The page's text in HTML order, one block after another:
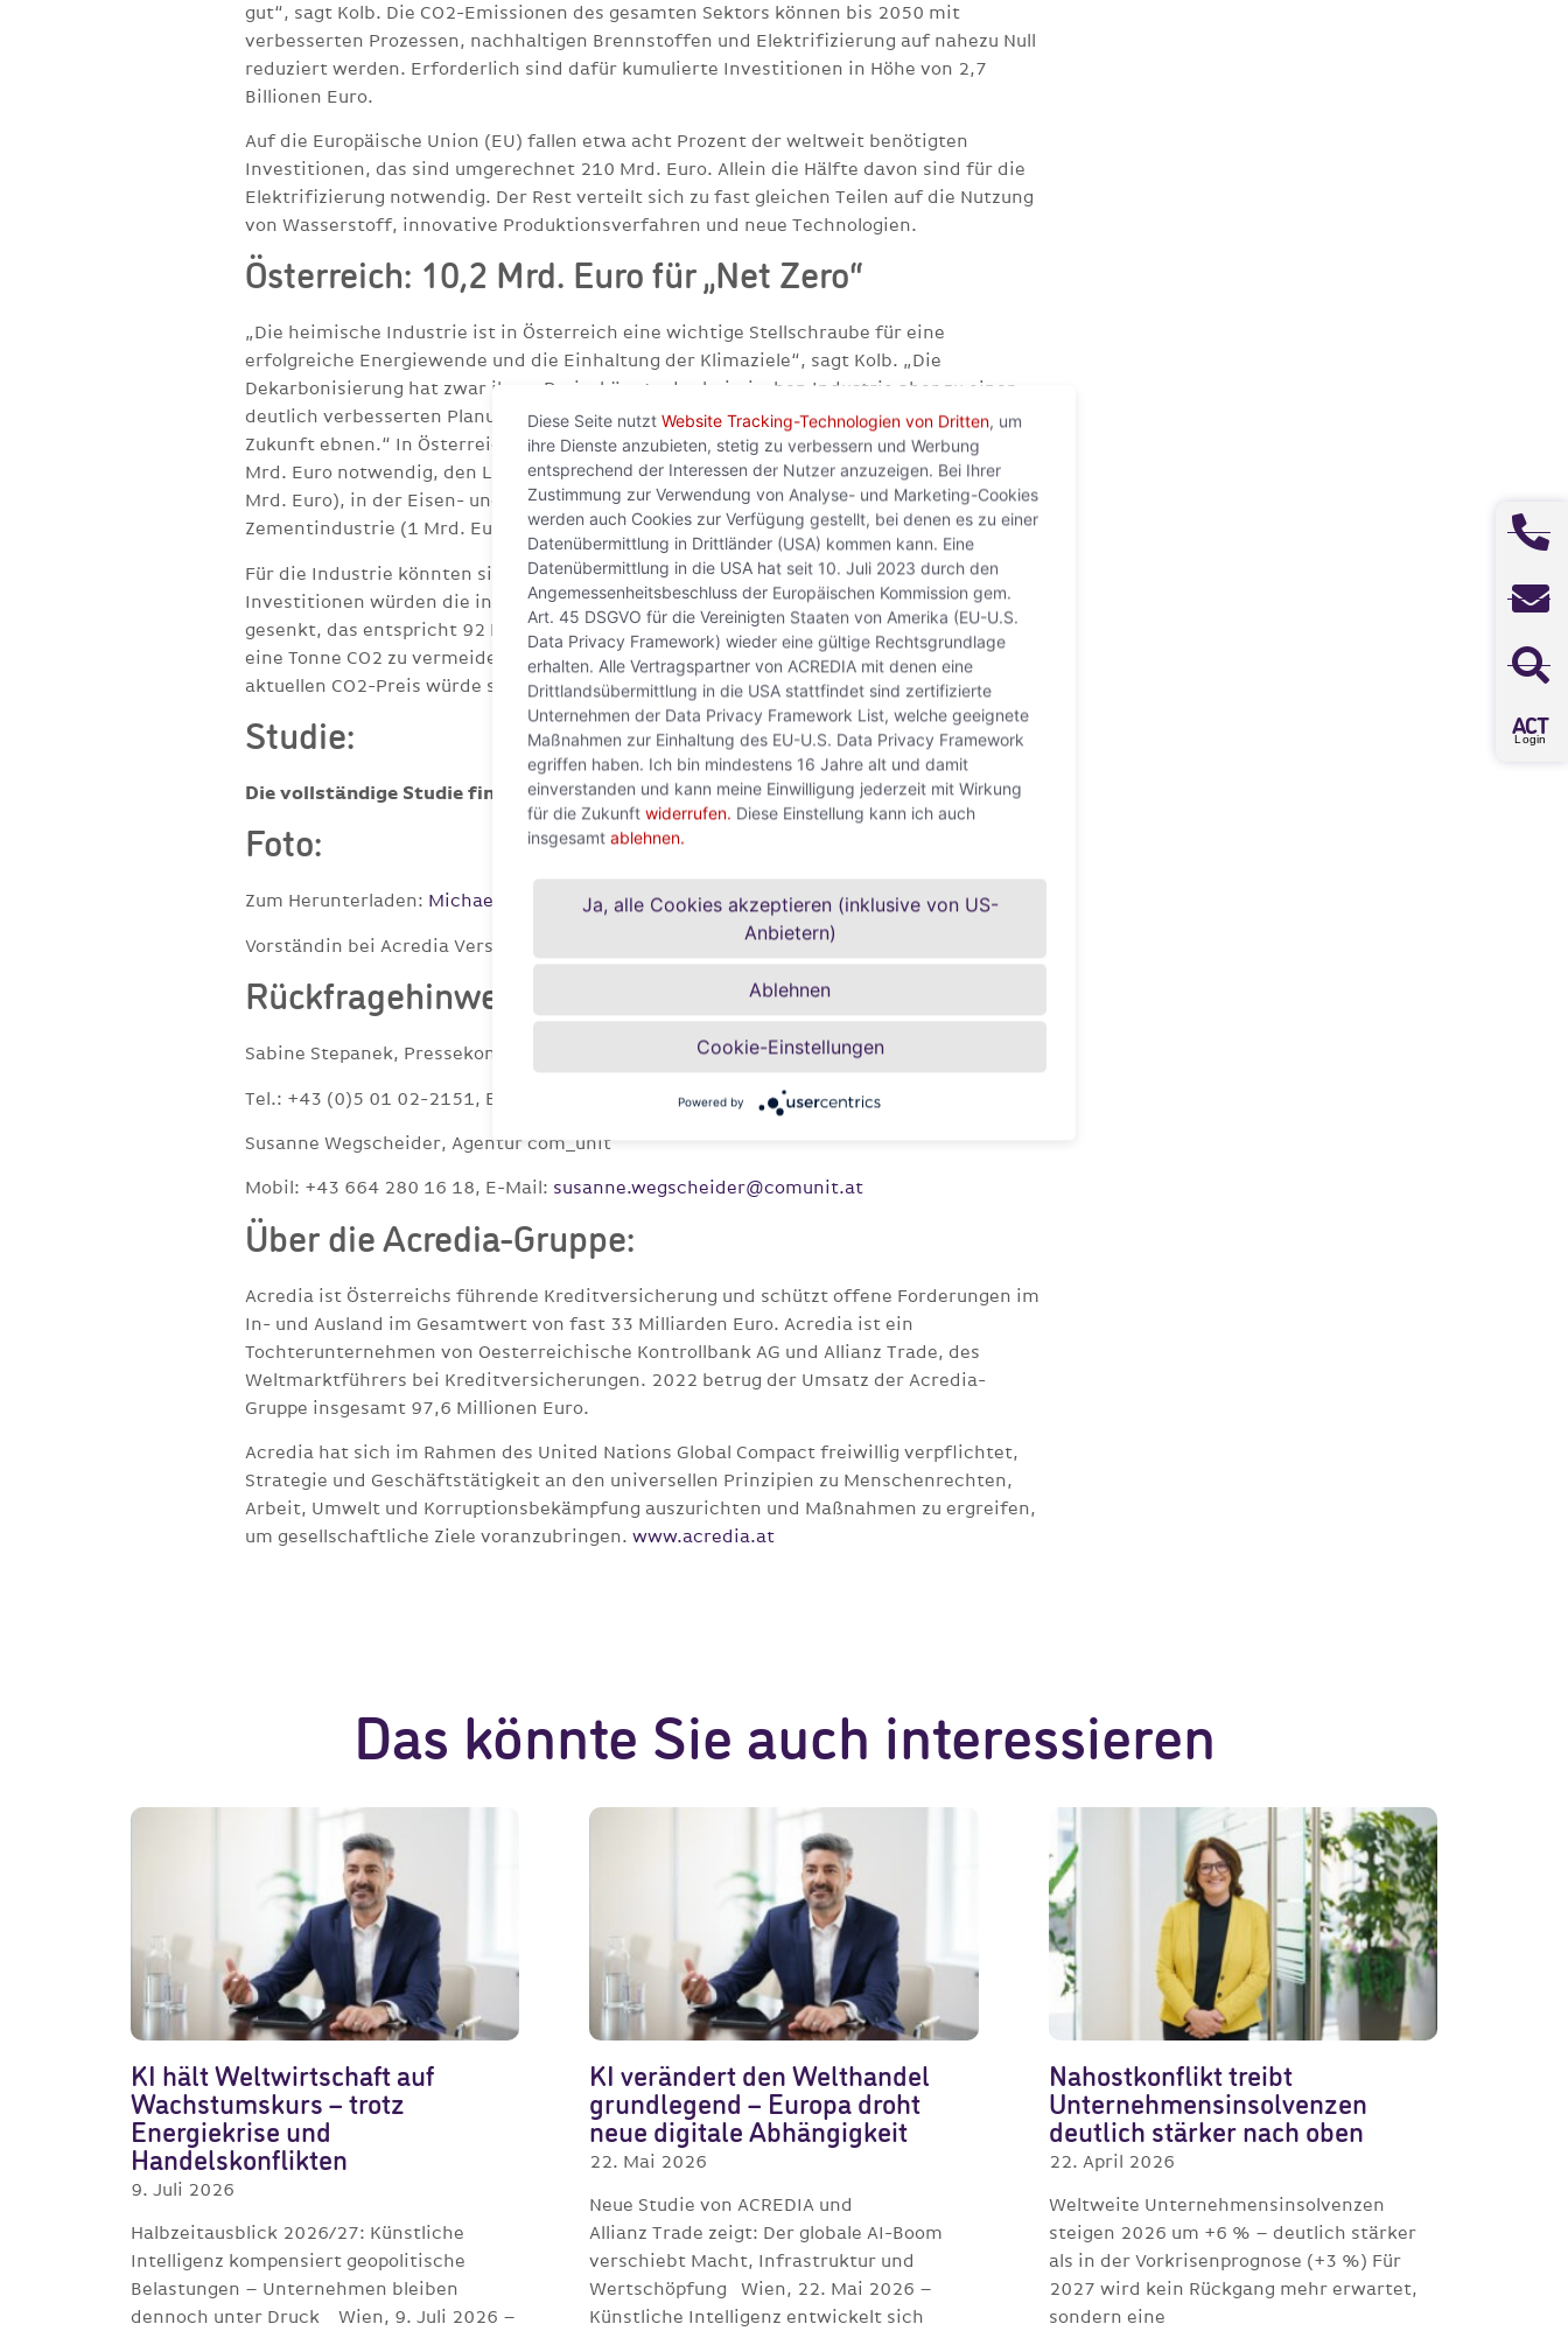
A CT
Login
gut“, sagt Kolb. Die CO2-Emissionen des gesamten Sektors können bis 2050 mit
verbesserten Prozessen, nachhaltigen Brennstoffen und Elektrifizierung auf nahezu Null
reduziert werden. Erforderlich sind dafür kumulierte Investitionen in Höhe von 2,7
Billionen Euro.
Auf die Europäische Union (EU) fallen etwa acht Prozent der weltweit benötigten
Investitionen, das sind umgerechnet 210 Mrd. Euro. Allein die Hälfte davon sind für die
Elektrifizierung notwendig. Der Rest verteilt sich zu fast gleichen Teilen auf die Nutzung
von Wasserstoff, innovative Produktionsverfahren und neue Technologien.
Österreich: 10,2 Mrd. Euro für „Net Zero“
„Die heimische Industrie ist in Österreich eine wichtige Stellschraube für eine
erfolgreiche Energiewende und die Einhaltung der Klimaziele“, sagt Kolb. „Die
Dekarbonisierung hat zwar ihren Preis, könnte der heimischen Industrie aber zu einer
deutlich verbesserten Planungssicherheit verhelfen und den Weg in eine erfolgreiche
Zukunft ebnen.“ In Österreich sind dafür bis 2050 kumulierte Investitionen von 10,2
Mrd. Euro notwendig, den Löwenanteil davon in der Zellstoff- und Papierindustrie (4,5
Mrd. Euro), in der Eisen- und Stahlindustrie (3,7 Mrd. Euro) sowie in der
Zementindustrie (1 Mrd. Euro).
Für die Industrie könnten sich diese Investitionen durchaus lohnen. „Durch die
Investitionen würden die industriellen CO2-Emissionen in der EU um 265 Mega-Tonnen
gesenkt, das entspricht 92 Prozent der aktuellen Emissionen“, sagt Kolb. „Um jährlich
eine Tonne CO2 zu vermeiden sind Investitionen von rund 790 EUR notwendig.“ Bei dem
aktuellen CO2-Preis würde sich die Investitionssumme nach acht Jahren amortisieren.
Studie:
Die vollständige Studie finden Sie hier:Link (PDF)
Foto:
Zum Herunterladen: Michael Kolb
Vorständin bei Acredia Versicherung AG
Rückfragehinweis:
Sabine Stepanek, Pressekontakt Acredia Versicherung AG
Tel.: +43 (0)5 01 02-2151, E-Mail: sabine.stepanek@acredia.at
Susanne Wegscheider, Agentur com_unit
Mobil: +43 664 280 16 18, E-Mail: susanne.wegscheider@comunit.at
Über die Acredia-Gruppe:
Acredia ist Österreichs führende Kreditversicherung und schützt offene Forderungen im
In- und Ausland im Gesamtwert von fast 33 Milliarden Euro. Acredia ist ein
Tochterunternehmen von Oesterreichische Kontrollbank AG und Allianz Trade, des
Weltmarktführers bei Kreditversicherungen. 2022 betrug der Umsatz der Acredia-
Gruppe insgesamt 97,6 Millionen Euro.
Acredia hat sich im Rahmen des United Nations Global Compact freiwillig verpflichtet,
Strategie und Geschäftstätigkeit an den universellen Prinzipien zu Menschenrechten,
Arbeit, Umwelt und Korruptionsbekämpfung auszurichten und Maßnahmen zu ergreifen,
um gesellschaftliche Ziele voranzubringen.www.acredia.at
Das könnte Sie auch interessieren
KI hält Weltwirtschaft auf
Wachstumskurs – trotz
Energiekrise und
Handelskonflikten
9. Juli 2026
Halbzeitausblick 2026/27: Künstliche
Intelligenz kompensiert geopolitische
Belastungen – Unternehmen bleiben
dennoch unter Druck Wien, 9. Juli 2026 –
KI verändert den Welthandel
grundlegend – Europa droht
neue digitale Abhängigkeit
22. Mai 2026
Neue Studie von ACREDIA und
Allianz Trade zeigt: Der globale AI-Boom
verschiebt Macht, Infrastruktur und
Wertschöpfung Wien, 22. Mai 2026 –
Künstliche Intelligenz entwickelt sich
Nahostkonflikt treibt
Unternehmensinsolvenzen
deutlich stärker nach oben
22. April 2026
Weltweite Unternehmensinsolvenzen
steigen 2026 um +6 % – deutlich stärker
als in der Vorkrisenprognose (+3 %) Für
2027 wird kein Rückgang mehr erwartet,
sondern eine
Diese Seite nutzt Website Tracking-Technologien von Dritten, um
ihre Dienste anzubieten, stetig zu verbessern und Werbung
entsprechend der Interessen der Nutzer anzuzeigen. Bei Ihrer
Zustimmung zur Verwendung von Analyse- und Marketing-Cookies
werden auch Cookies zur Verfügung gestellt, bei denen es zu einer
Datenübermittlung in Drittländer (USA) kommen kann. Eine
Datenübermittlung in die USA hat seit 10. Juli 2023 durch den
Angemessenheitsbeschluss der Europäischen Kommission gem.
Art. 45 DSGVO für die Vereinigten Staaten von Amerika (EU-U.S.
Data Privacy Framework) wieder eine gültige Rechtsgrundlage
erhalten. Alle Vertragspartner von ACREDIA mit denen eine
Drittlandsübermittlung in die USA stattfindet sind zertifizierte
Unternehmen der Data Privacy Framework List, welche geeignete
Maßnahmen zur Einhaltung des EU-U.S. Data Privacy Framework
egriffen haben. Ich bin mindestens 16 Jahre alt und damit
einverstanden und kann meine Einwilligung jederzeit mit Wirkung
für die Zukunft widerrufen. Diese Einstellung kann ich auch
insgesamt ablehnen.
Ja, alle Cookies akzeptieren (inklusive von US-
Anbietern)
Ablehnen
Cookie-Einstellungen
Powered by